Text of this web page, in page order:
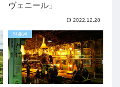
ヴェニール」
2022.12.28
SL銀河